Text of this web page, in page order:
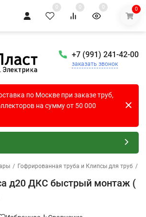
0 0 0 0
+7 (991) 241-42-00
заказать звонок
по Москве при заказе труб,
на сумму от 50 000
/ Гофрированная труба и Клипсы для труб /
д20 ДКС быстрый монтаж (